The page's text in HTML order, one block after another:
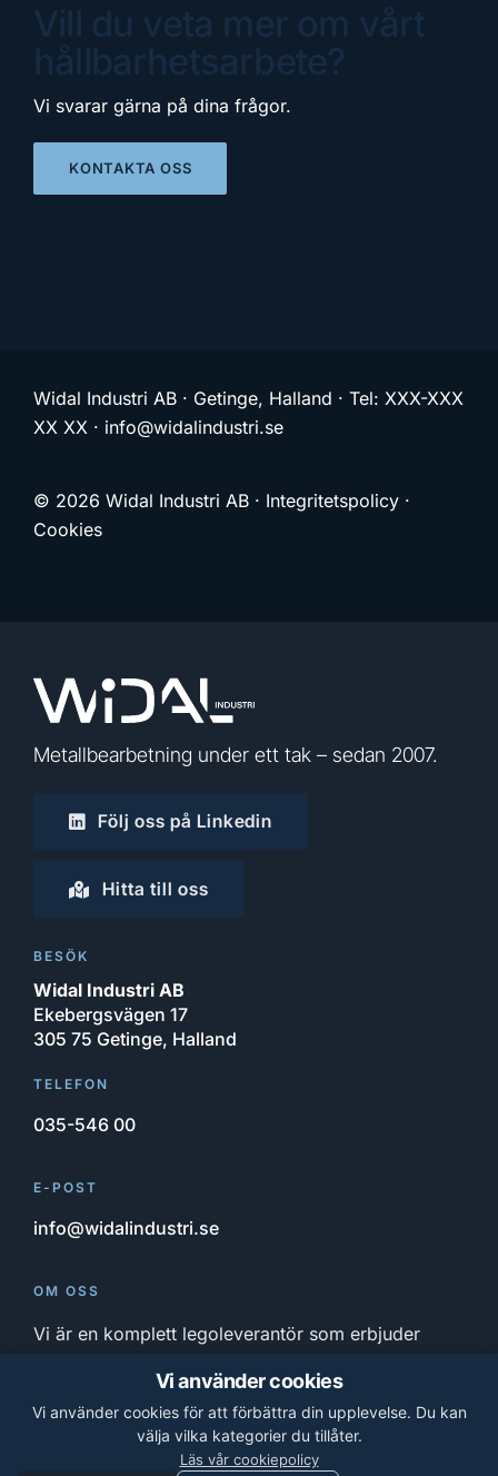
Vill du veta mer om vårt
hållbarhetsarbete?
Vi svarar gärna på dina frågor.
KONTAKTA OSS
Widal Industri AB · Getinge, Halland · Tel: XXX-XXX
XX XX · info@widalindustri.se
© 2026 Widal Industri AB · Integritetspolicy·
Cookies
Metallbearbetning under ett tak – sedan 2007.
Följ oss på Linkedin
Hitta till oss
BESÖK
Widal Industri AB
Ekebergsvägen 17
305 75 Getinge, Halland
TELEFON
035-546 00
E-POST
info@widalindustri.se
OM OSS
Vi är en komplett legoleverantör som erbjuder
ämnen. Från konstruktion till färdig produkt och
hela system.
Vi använder cookies
Vi använder cookies för att förbättra din upplevelse. Du kan
välja vilka kategorier du tillåter.
Läs vår cookiepolicy